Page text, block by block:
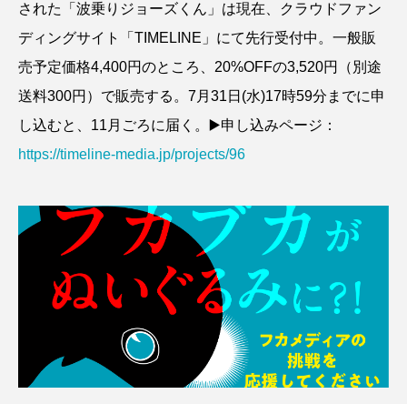
された「波乗りジョーズくん」は現在、クラウドファン
ディングサイト「TIMELINE」にて先行受付中。一般販
売予定価格4,400円のところ、20%OFFの3,520円（別途
送料300円）で販売する。7月31日(水)17時59分までに申
し込むと、11月ごろに届く。▶️申し込みページ：
https://timeline-media.jp/projects/96